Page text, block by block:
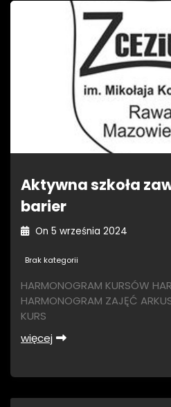
Aktywna szkoła
barier
On 5 września 2024
Brak kategorii
HARMONOGRAM KURSÓW
HARMONOGRAM ZAJĘĆ
KURS
więcej